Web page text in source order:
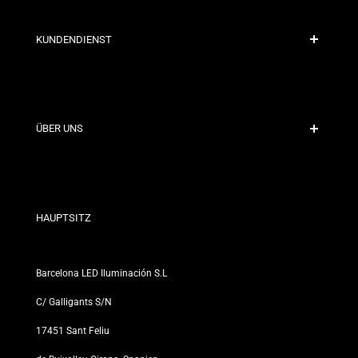
KUNDENDIENST
Kontakt
ÜBER UNS
Unsere Geschäfte
HAUPTSITZ
Barcelona LED Iluminación S.L
C/ Galligants S/N
17451 Sant Feliu